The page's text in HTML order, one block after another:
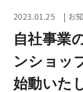
2023.01.25 | お
自社事業
ンショッ
始動いた